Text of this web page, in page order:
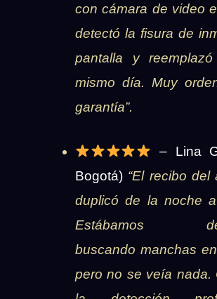
con cámara de video
detectó la fisura de
pantalla y
mismo día. Muy
garantía”.
– Lina
Bogotá) “El recibo
duplicó de la noche
Estábamos
buscando manchas
pero no se veía nada.